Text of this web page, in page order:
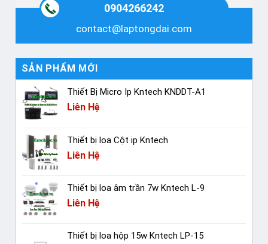
0904266242
contact@laptongdai.com
SẢN PHẨM MỚI
Thiết Bị Micro Ip Kntech KNDDT-A1
Liên Hệ
Thiết bị loa Cột ip Kntech
Liên Hệ
Thiết bị loa âm trần 7w Kntech L-9
Liên Hệ
Thiết bị loa hộp 15w Kntech LP-15